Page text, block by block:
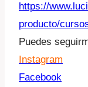
https://
producto/
Puedes
Instagram
Facebook